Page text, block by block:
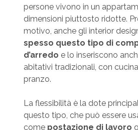
persone vivono in un
dimensioni piuttosto ridotte.
motivo, anche gli interior
spesso questo tipo di
d’arredo e lo inseriscono
abitativi tradizionali, con
pranzo.
La flessibilità è la dote
questo tipo, che può essere
come postazione di lavoro